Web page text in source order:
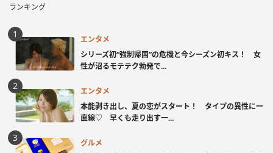
ランキング
エンタメ
シリーズ初“強制帰国”の危機と今シーズン初キス！ 女
性が沼るモテテク勃発で...
エンタメ
本能剥き出し、夏の恋がスタート！ タイプの異性に一
直線♡ 早くも走り出す一...
グルメ